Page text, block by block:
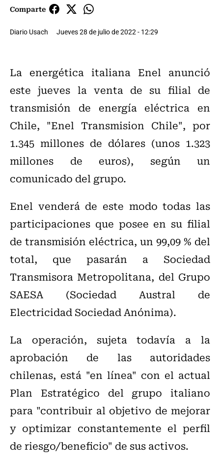
Comparte
Diario Usach Jueves 28 de julio de 2022 - 12:29
La energética italiana Enel anunció
este jueves la venta de su filial de
transmisión de energía eléctrica en
Chile, "Enel Transmision Chile", por
1.345 millones de dólares (unos 1.323
millones de euros), según un
comunicado del grupo.
Enel venderá de este modo todas las
participaciones que posee en su filial
de transmisión eléctrica, un 99,09 % del
total, que pasarán a Sociedad
Transmisora Metropolitana, del Grupo
SAESA (Sociedad Austral de
Electricidad Sociedad Anónima).
La operación, sujeta todavía a la
aprobación de las autoridades
chilenas, está "en línea" con el actual
Plan Estratégico del grupo italiano
para "contribuir al objetivo de mejorar
y optimizar constantemente el perfil
de riesgo/beneficio" de sus activos.